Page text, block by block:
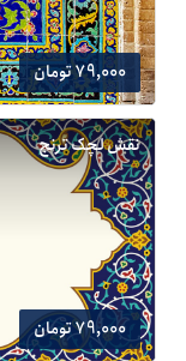
79,000 تومان
نقش لچک ترنج
79,000 تومان